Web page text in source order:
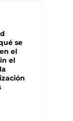
se
el
el